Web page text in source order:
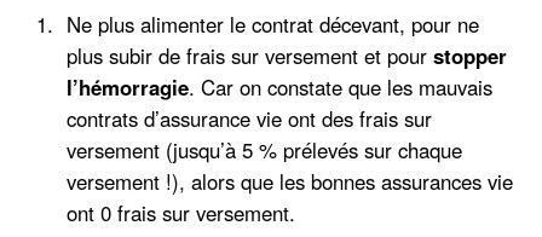
Ne plus alimenter le contrat décevant, pour ne
plus subir de frais sur versement et pour stopper
l’hémorragie. Car on constate que les mauvais
contrats d’assurance vie ont des frais sur
versement (jusqu’à 5 % prélevés sur chaque
versement !), alors que les bonnes assurances vie
ont 0 frais sur versement.